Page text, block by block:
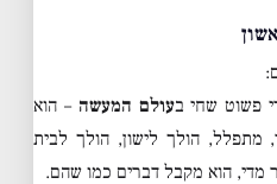
פשוט שחי בעולם המעשה – הוא
מתפלל, הולך לישון, הולך לבית
הוא מקבל דברים כמו שהם.